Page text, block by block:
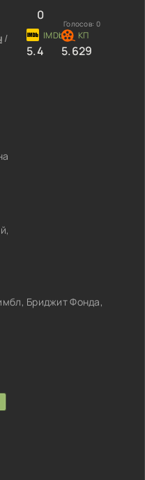
/
0
Голосов: 0
5.4 5.629
Бриджит Фонда,